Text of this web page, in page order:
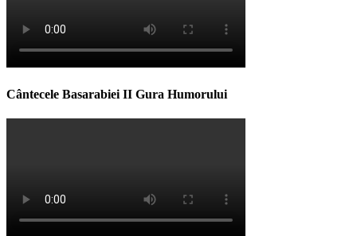
Cântecele Basarabiei II Gura Humorului